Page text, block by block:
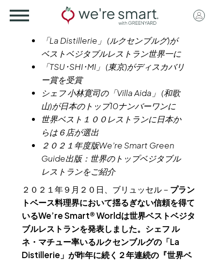
User
「La Distillerie」 (ルクセンブルグ)が
ベストベジタブルレストラン世界一に
「TSU･SHI･MI」 (東京)がディスカバリ
ー賞を受賞
シェフ 小林寛司の「Villa Aida」 (和歌
山)が日本のトップ10ナンバーワンに
世界ベスト１００レストランに日本か
らは６店が選出
２０２１年度版We’re Smart Green
Guide出版：世界のトップベジタブル
レストランをご紹介
２０２１年９月２０日、ブリュッセル－ プラン
トベース料理界において揺るぎない信頼を得て
いるWe’re Smart® Worldは世界ベストベジタ
ブルレストランを発表しました。シェフ ル
ネ・マチュー率いるルクセンブルグの「La
Distillerie」が昨年に続く２年連続の『世界ベ